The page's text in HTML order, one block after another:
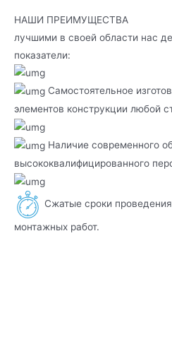
НАШИ ПРЕИМУЩЕСТВА
лучшими в своей области нас
показатели:
Самостоятельное
элементов конструкции любой
Наличие современного
высококвалифицированного
Сжатые сроки
монтажных работ.